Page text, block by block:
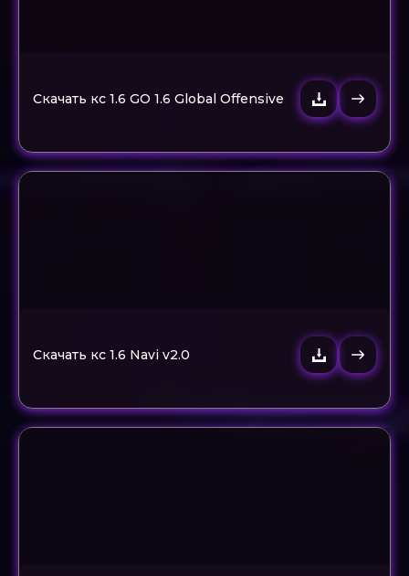
Скачать кс 1.6 GO 1.6 Global Offensive
Скачать кс 1.6 Navi v2.0